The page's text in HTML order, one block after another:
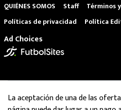
QUIÉNES SOMOS Staff
Términos
Políticas de privacidad
Política
Ad Choices
La aceptación de una de las